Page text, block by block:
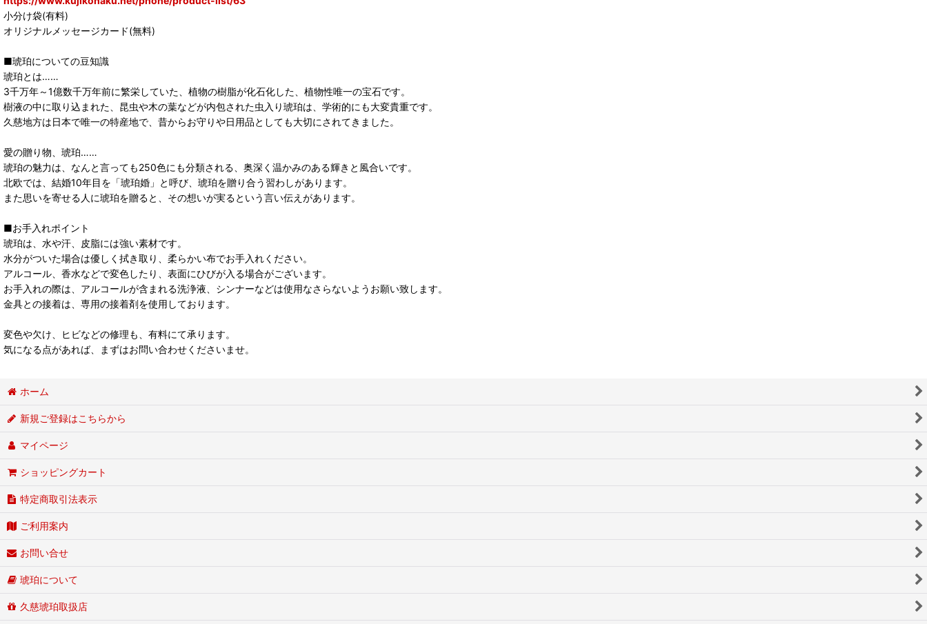
小分け袋(有料)
オリジナルメッセージカード(無料)
■琥珀についての豆知識
琥珀とは……
3千万年～1億数千万年前に繁栄していた、植物の樹脂が化石化した、植物性唯一の宝石です。
樹液の中に取り込まれた、昆虫や木の葉などが内包された虫入り琥珀は、学術的にも大変貴重です。
久慈地方は日本で唯一の特産地で、昔からお守りや日用品としても大切にされてきました。
愛の贈り物、琥珀……
琥珀の魅力は、なんと言っても250色にも分類される、奥深く温かみのある輝きと風合いです。
北欧では、結婚10年目を「琥珀婚」と呼び、琥珀を贈り合う習わしがあります。
また思いを寄せる人に琥珀を贈ると、その想いが実るという言い伝えがあります。
■お手入れポイント
琥珀は、水や汗、皮脂には強い素材です。
水分がついた場合は優しく拭き取り、柔らかい布でお手入れください。
アルコール、香水などで変色したり、表面にひびが入る場合がございます。
お手入れの際は、アルコールが含まれる洗浄液、シンナーなどは使用なさらないようお願い致します。
金具との接着は、専用の接着剤を使用しております。
変色や欠け、ヒビなどの修理も、有料にて承ります。
気になる点があれば、まずはお問い合わせくださいませ。
ホーム
新規ご登録はこちらから
マイページ
ショッピングカート
特定商取引法表示
ご利用案内
お問い合せ
琥珀について
久慈琥珀取扱店